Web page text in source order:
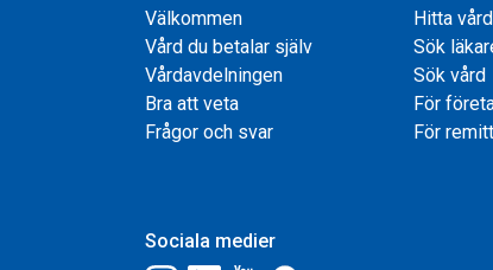
Välkommen
Vård du betalar själv
Vårdavdelningen
Bra att veta
Frågor och svar
Hitta
Sök
Sök vård
För
För
Sociala medier